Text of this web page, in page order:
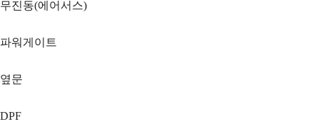
무진동(에어서스)
파워게이트
옆문
DPF